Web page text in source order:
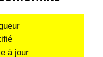
à jour